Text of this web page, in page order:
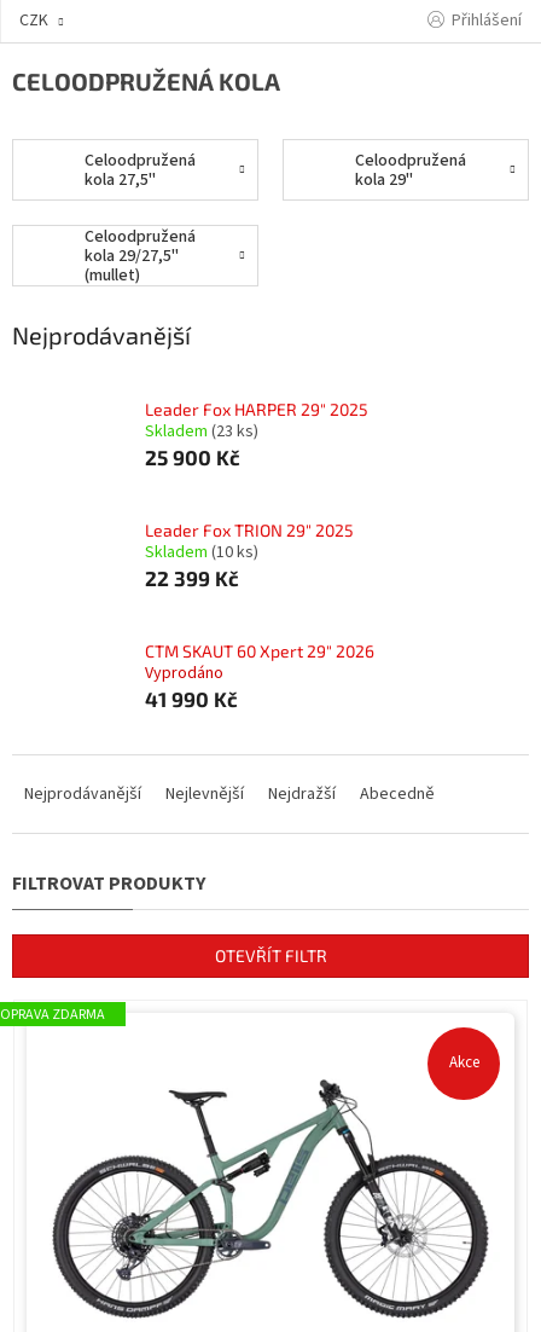
Přejít
CZK Přihlášení
CELOODPRUŽENÁ KOLA
Celoodpružená
kola 27,5"
Celoodpružená
kola 29"
Celoodpružená
kola 29/27,5"
(mullet)
Nejprodávanější
Leader Fox HARPER 29" 2025
Skladem (23 ks)
25 900 Kč
Leader Fox TRION 29" 2025
Skladem (10 ks)
22 399 Kč
CTM SKAUT 60 Xpert 29" 2026
Vyprodáno
41 990 Kč
n
o
d
u
Nejprodávanější Nejlevnější Nejdražší Abecedně
OTEVŘÍT FILTR
V
Akce
ZDARMA